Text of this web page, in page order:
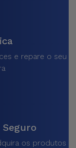
e repare o seu
Seguro
os produtos